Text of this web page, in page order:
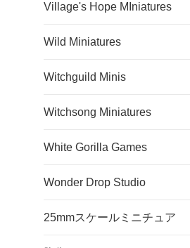
Village's Hope MIniatures
Wild Miniatures
Witchguild Minis
Witchsong Miniatures
White Gorilla Games
Wonder Drop Studio
25mmスケールミニチュア